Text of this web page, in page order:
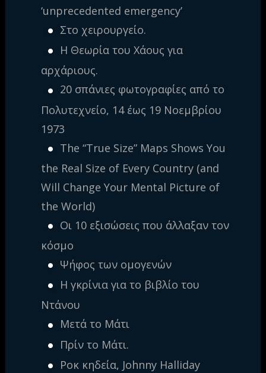
‘unprecedented emergency’
Στο χειρουργείο.
Η Θεωρία του Χάους για
αρχάριους.
20 σπάνιες φωτογραφίες από το
Πολυτεχνείο, 14 έως 19 Νοεμβρίου
1973
The “True Size” Maps Shows You
the Real Size of Every Country (and
Will Change Your Mental Picture of
the World)
Οι 10 εξισώσεις που άλλαξαν τον
κόσμο
Ψήφος των ομογενών
Η γκρίνια για το βιβλίο του
Ντάνου
Μετά το Μάτι
Πρίν το Μάτι.
Ροκ κηδεία, Johnny Halliday